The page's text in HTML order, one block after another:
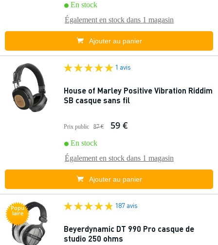
En stock
Également en stock dans 1 magasin
Ajouter au panier
1 avis
House of Marley Positive Vibration Riddim
SB casque sans fil
Prix public 87 € 59 €
En stock
Également en stock dans 1 magasin
Ajouter au panier
Popu
laire
187 avis
Beyerdynamic DT 990 Pro casque de
studio 250 ohms